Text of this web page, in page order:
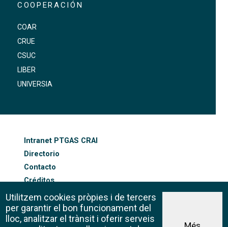
COOPERACIÓN
COAR
CRUE
CSUC
LIBER
UNIVERSIA
Intranet PTGAS CRAI
Directorio
Contacto
Créditos
Mapa web
Política de cookies
Utilitzem cookies pròpies i de tercers
per garantir el bon funcionament del
lloc, analitzar el trànsit i oferir serveis